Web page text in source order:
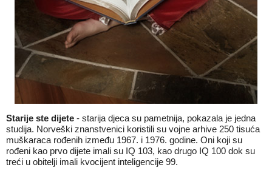
Starije ste dijete - starija djeca su pametnija, pokazala je jedna
studija. Norveški znanstvenici koristili su vojne arhive 250 tisuća
muškaraca rođenih između 1967. i 1976. godine. Oni koji su
rođeni kao prvo dijete imali su IQ 103, kao drugo IQ 100 dok su
treći u obitelji imali kvocijent inteligencije 99.